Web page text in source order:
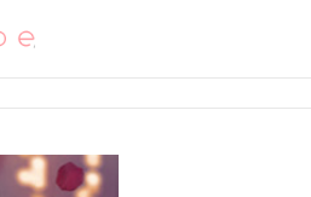
恋愛レシピ